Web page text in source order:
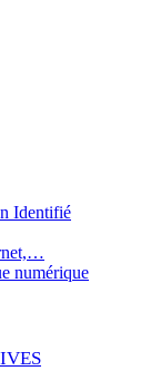
Identifié
numérique